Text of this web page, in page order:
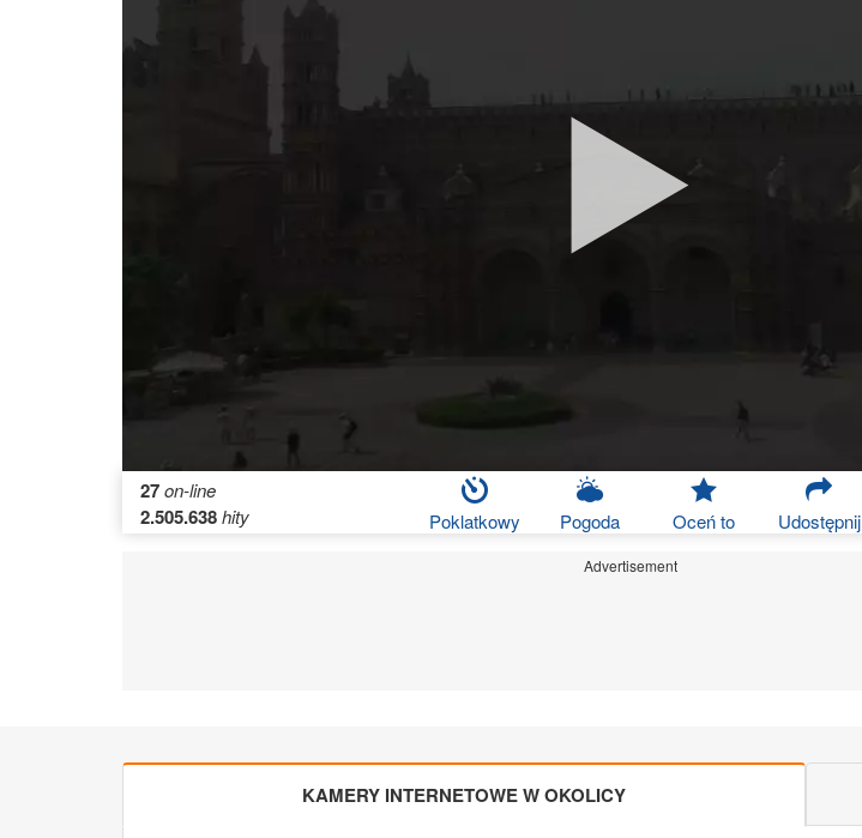
27on-line
2.505.638hity Poklatkowy Pogoda Oceń to Udostępnij
Advertisement
KAMERY INTERNETOWE W OKOLICY